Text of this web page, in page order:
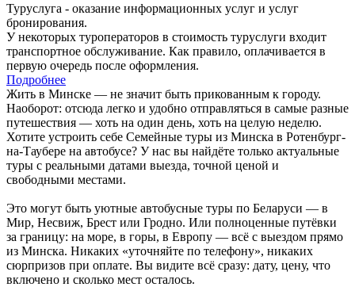
Туруслуга - оказание информационных услуг и услуг
бронирования.
У некоторых туроператоров в стоимость туруслуги входит
транспортное обслуживание. Как правило, оплачивается в
первую очередь после оформления.
Подробнее
Жить в Минске — не значит быть прикованным к городу.
Наоборот: отсюда легко и удобно отправляться в самые разные
путешествия — хоть на один день, хоть на целую неделю.
Хотите устроить себе Семейные туры из Минска в Ротенбург-
на-Таубере на автобусе? У нас вы найдёте только актуальные
туры с реальными датами выезда, точной ценой и
свободными местами.
Это могут быть уютные автобусные туры по Беларуси — в
Мир, Несвиж, Брест или Гродно. Или полноценные путёвки
за границу: на море, в горы, в Европу — всё с выездом прямо
из Минска. Никаких «уточняйте по телефону», никаких
сюрпризов при оплате. Вы видите всё сразу: дату, цену, что
включено и сколько мест осталось.